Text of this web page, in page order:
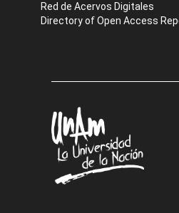
Red de Acervos Digitales
Directory of Open Access